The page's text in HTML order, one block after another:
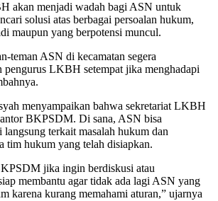
akan menjadi wadah bagi ASN untuk
solusi atas berbagai persoalan hukum,
maupun yang berpotensi muncul.
teman ASN di kecamatan segera
pengurus LKBH setempat jika menghadapi
menyampaikan bahwa sekretariat LKBH
BKPSDM. Di sana, ASN bisa
terkait masalah hukum dan
tim hukum yang telah disiapkan.
jika ingin berdiskusi atau
membantu agar tidak ada lagi ASN yang
karena kurang memahami aturan,” ujarnya